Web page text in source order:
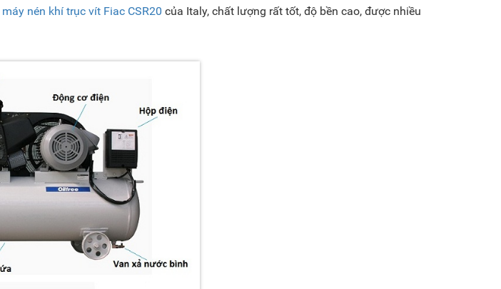
máy nén khí trục vít Fiac CSR20 của Italy, chất lượng rất tốt, độ bền cao, được nhiều